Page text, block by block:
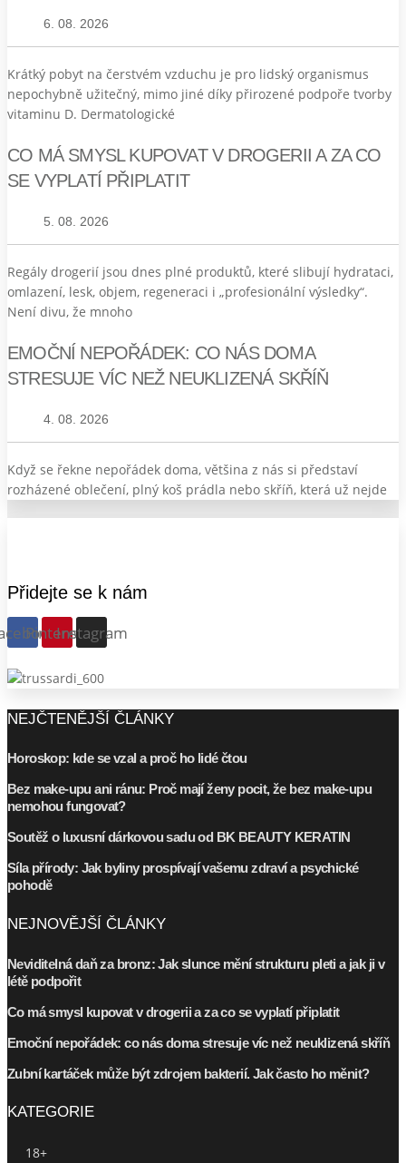
6. 08. 2026
Krátký pobyt na čerstvém vzduchu je pro lidský organismus
nepochybně užitečný, mimo jiné díky přirozené podpoře tvorby
vitaminu D. Dermatologické
CO MÁ SMYSL KUPOVAT V DROGERII A ZA CO
SE VYPLATÍ PŘIPLATIT
5. 08. 2026
Regály drogerií jsou dnes plné produktů, které slibují hydrataci,
omlazení, lesk, objem, regeneraci i „profesionální výsledky“.
Není divu, že mnoho
EMOČNÍ NEPOŘÁDEK: CO NÁS DOMA
STRESUJE VÍC NEŽ NEUKLIZENÁ SKŘÍŇ
4. 08. 2026
Když se řekne nepořádek doma, většina z nás si představí
rozházené oblečení, plný koš prádla nebo skříň, která už nejde
Přidejte se k nám
PinterestInstagram
NEJČTENĚJŠÍ ČLÁNKY
Horoskop: kde se vzal a proč ho lidé čtou
Bez make-upu ani ránu: Proč mají ženy pocit, že bez make-upu
nemohou fungovat?